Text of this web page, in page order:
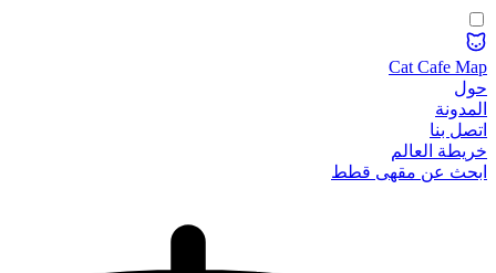
Cat Cafe Map
حول
المدونة
اتصل بنا
خريطة العالم
ابحث عن مقهى قطط